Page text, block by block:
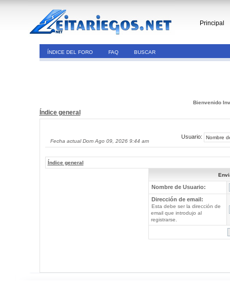
Principal
ÍNDICE DEL FORO FAQ BUSCAR
Bienvenido
Índice general
Fecha actual Dom Ago 09, 2026 9:44 am
Usuario:
Índice general
Nombre de Usuario:
Dirección de email:
Esta debe ser la dirección de
email que introdujo al
registrarse.